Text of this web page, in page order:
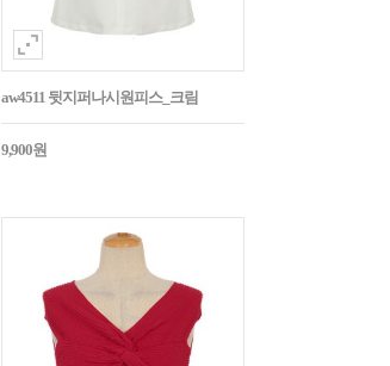
aw4511 뒷지퍼나시원피스_크림
9,900원